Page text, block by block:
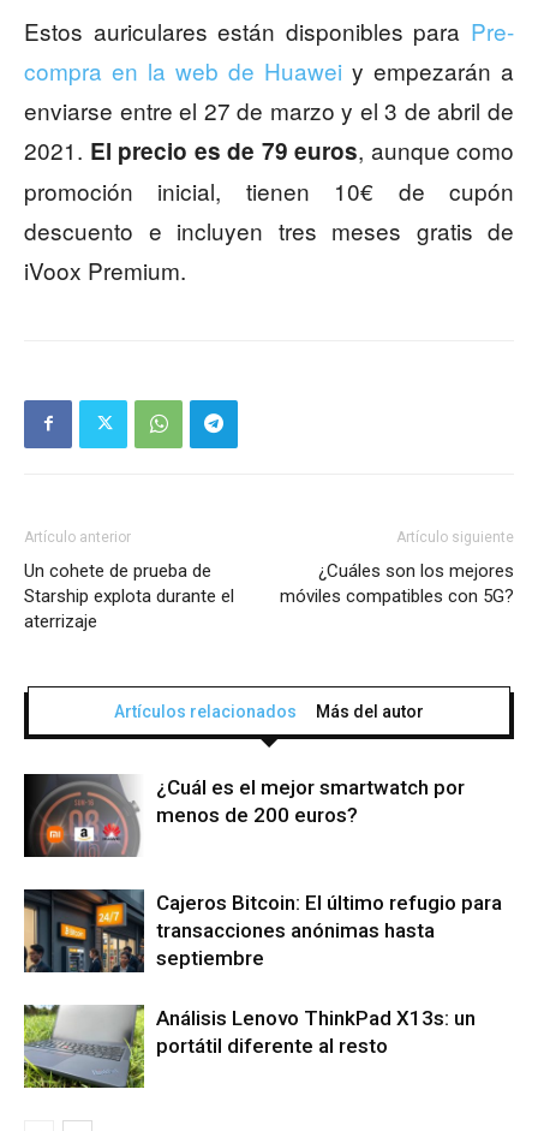
Estos auriculares están disponibles para Pre-
compra en la web de Huawei y empezarán a
enviarse entre el 27 de marzo y el 3 de abril de
2021. El precio es de 79 euros, aunque como
promoción inicial, tienen 10€ de cupón
descuento e incluyen tres meses gratis de
iVoox Premium.
Artículo anterior
Un cohete de prueba de
Starship explota durante el
aterrizaje
Artículo siguiente
¿Cuáles son los mejores
móviles compatibles con 5G?
Artículos relacionados Más del autor
¿Cuál es el mejor smartwatch por
menos de 200 euros?
Cajeros Bitcoin: El último refugio para
transacciones anónimas hasta
septiembre
Análisis Lenovo ThinkPad X13s: un
portátil diferente al resto